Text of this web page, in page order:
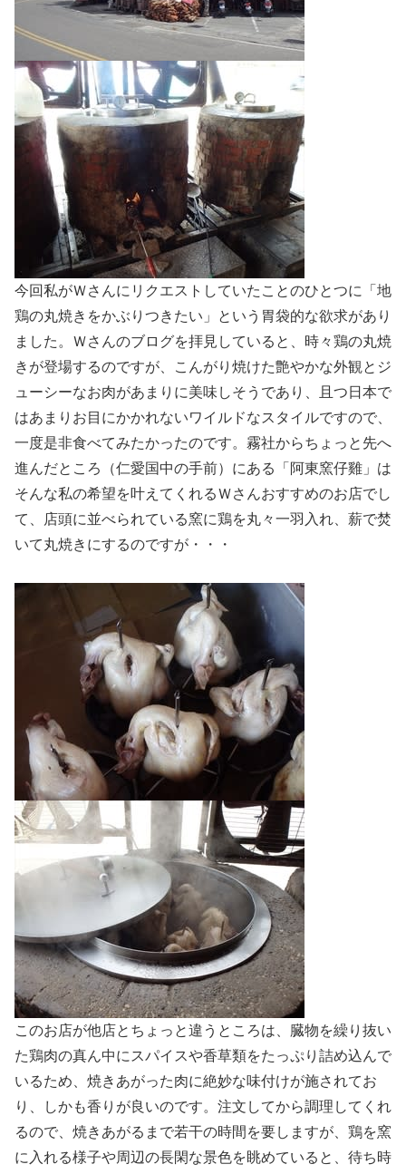
今回私がＷさんにリクエストしていたことのひとつに「地
鶏の丸焼きをかぶりつきたい」という胃袋的な欲求があり
ました。Ｗさんのブログを拝見していると、時々鶏の丸焼
きが登場するのですが、こんがり焼けた艶やかな外観とジ
ューシーなお肉があまりに美味しそうであり、且つ日本で
はあまりお目にかかれないワイルドなスタイルですので、
一度是非食べてみたかったのです。霧社からちょっと先へ
進んだところ（仁愛国中の手前）にある「阿東窯仔雞」は
そんな私の希望を叶えてくれるＷさんおすすめのお店でし
て、店頭に並べられている窯に鶏を丸々一羽入れ、薪で焚
いて丸焼きにするのですが・・・
このお店が他店とちょっと違うところは、臓物を繰り抜い
た鶏肉の真ん中にスパイスや香草類をたっぷり詰め込んで
いるため、焼きあがった肉に絶妙な味付けが施されてお
り、しかも香りが良いのです。注文してから調理してくれ
るので、焼きあがるまで若干の時間を要しますが、鶏を窯
に入れる様子や周辺の長閑な景色を眺めていると、待ち時